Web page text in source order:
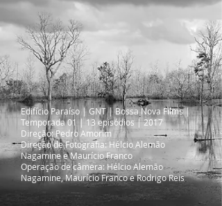
Edifício Paraíso | GNT | Bossa Nova Films |
Temporada 01 | 13 episódios | 2017
Direção: Pedro Amorim
Direção de Fotografia: Hélcio Alemão
Nagamine e Maurício Franco
Operação de câmera: Hélcio Alemão
Nagamine, Maurício Franco e Rodrigo Reis